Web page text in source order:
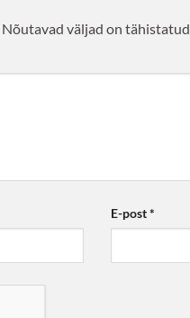
Nõutavad väljad on tähistatud
E-post*